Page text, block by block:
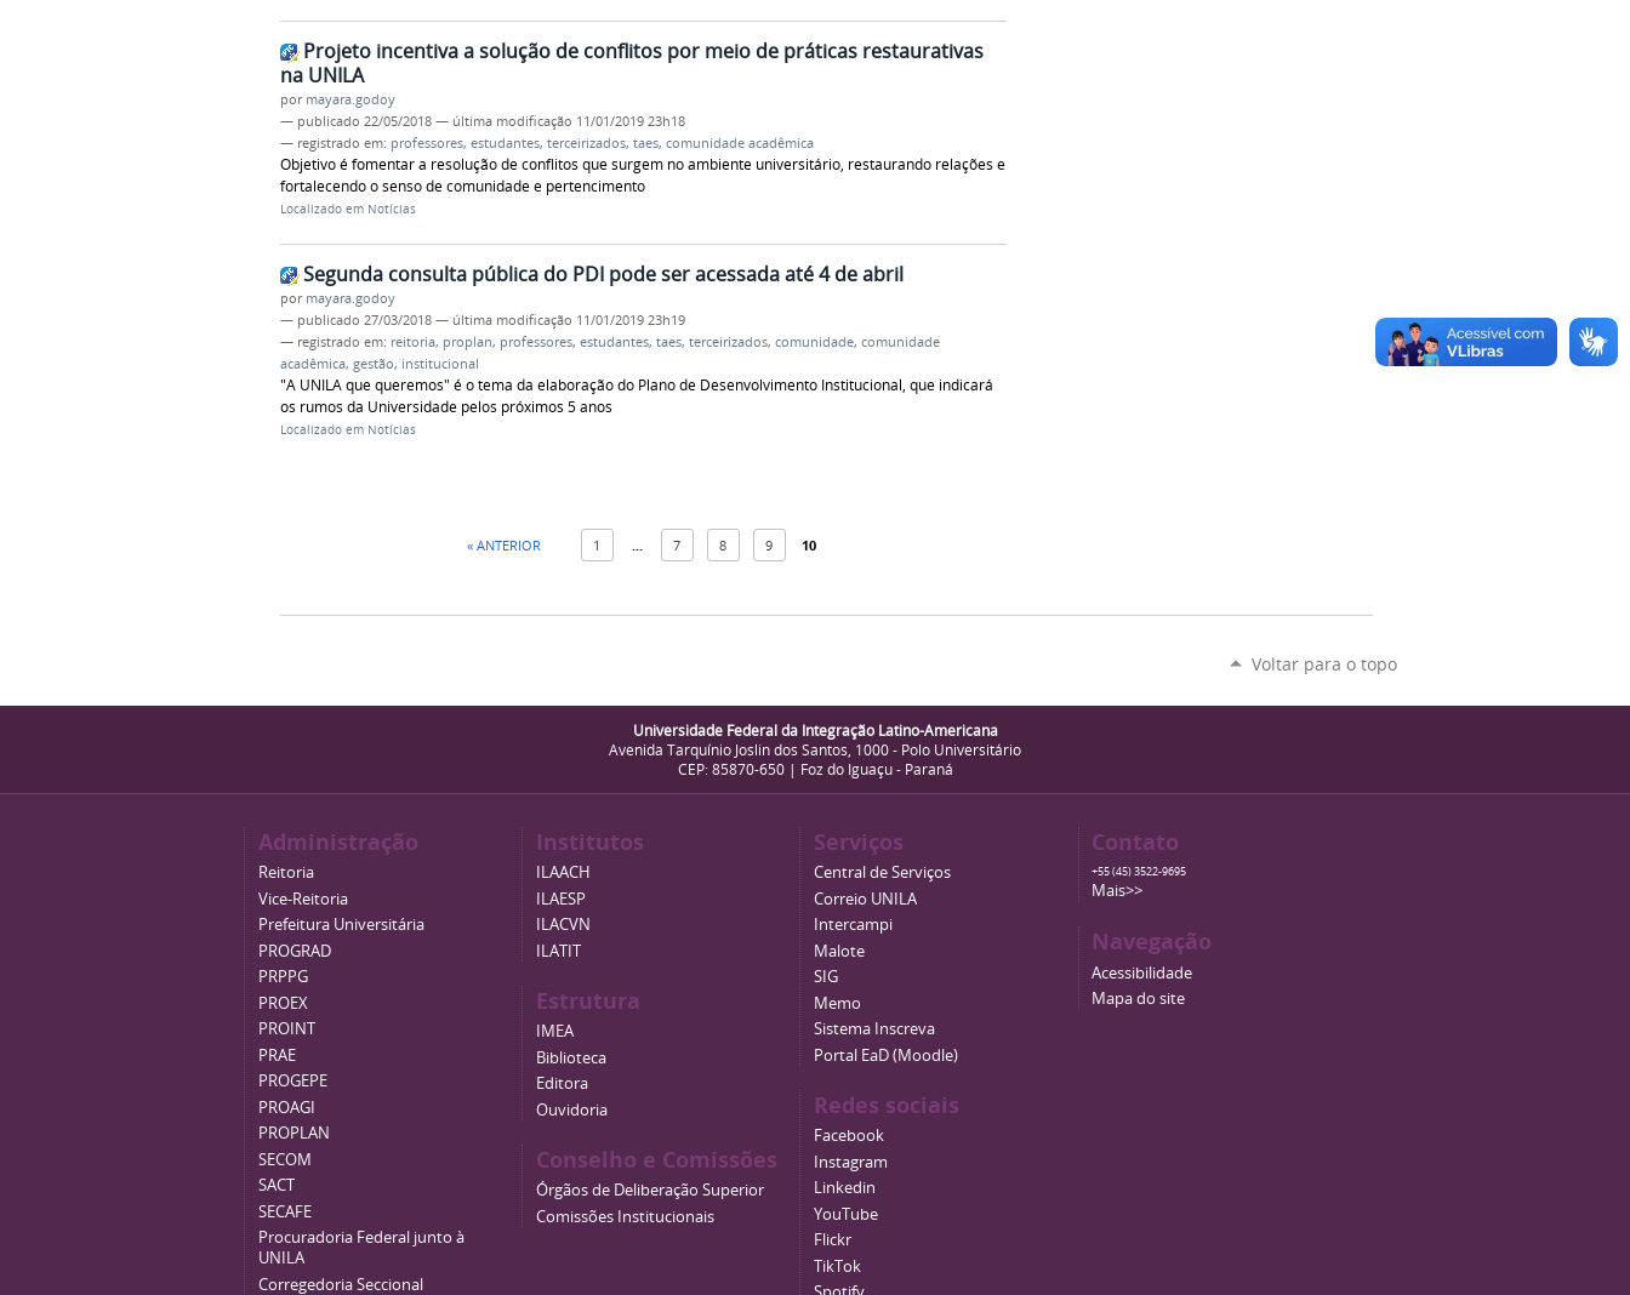
Projeto incentiva a solução de conflitos por meio de práticas restaurativas
na UNILA
por mayara.godoy
— publicado 22/05/2018 — última modificação 11/01/2019 23h18
— registrado em: professores, estudantes, terceirizados, taes, comunidade acadêmica
Objetivo é fomentar a resolução de conflitos que surgem no ambiente universitário, restaurando relações e
fortalecendo o senso de comunidade e pertencimento
Localizado em Notícias
Segunda consulta pública do PDI pode ser acessada até 4 de abril
por mayara.godoy
— publicado 27/03/2018 — última modificação 11/01/2019 23h19
— registrado em: reitoria, proplan, professores, estudantes, taes, terceirizados, comunidade, comunidade
acadêmica, gestão, institucional
"A UNILA que queremos" é o tema da elaboração do Plano de Desenvolvimento Institucional, que indicará
os rumos da Universidade pelos próximos 5 anos
Localizado em Notícias
« ANTERIOR 1 7 8 9 10
Voltar para o topo
Universidade Federal da Integração Latino-Americana
Avenida Tarquínio Joslin dos Santos, 1000 - Polo Universitário
CEP: 85870-650 | Foz do Iguaçu - Paraná
Administração
Reitoria
Vice-Reitoria
Prefeitura Universitária
PROGRAD
PRPPG
PROEX
PROINT
PRAE
PROGEPE
PROAGI
PROPLAN
SECOM
SACT
SECAFE
Procuradoria Federal junto à
UNILA
Corregedoria Seccional
Institutos
ILAACH
ILAESP
ILACVN
ILATIT
Estrutura
IMEA
Biblioteca
Editora
Ouvidoria
Conselho e Comissões
Órgãos de Deliberação Superior
Comissões Institucionais
Serviços
Central de Serviços
Correio UNILA
Intercampi
Malote
SIG
Memo
Sistema Inscreva
Portal EaD (Moodle)
Redes sociais
Facebook
Instagram
Linkedin
YouTube
Flickr
TikTok
Contato
+55 (45) 3522-9695
Mais>>
Navegação
Acessibilidade
Mapa do site